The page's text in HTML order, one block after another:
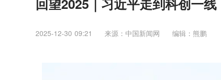
回望2025｜习近平走到科创一线
2025-12-30 09:21 来源：中国新闻网 编辑：熊鹏